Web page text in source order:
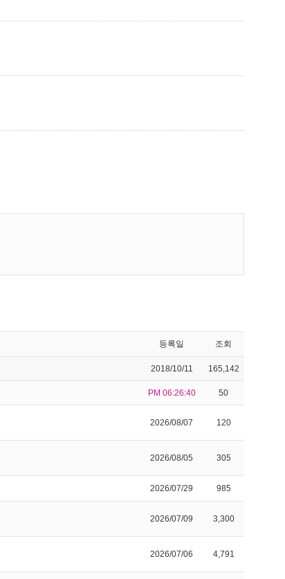
등록일 조회
2018/10/11 165,142
PM 06:26:40 50
2026/08/07 120
2026/08/05 305
2026/07/29 985
2026/07/09 3,300
2026/07/06 4,791